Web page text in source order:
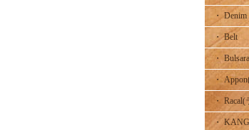
・ Denim
・ Belt
・
・
・
・